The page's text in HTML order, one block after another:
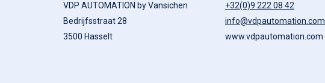
VDP AUTOMATION by Vansichen
Bedrijfsstraat 28
3500 Hasselt
+32(0)9 222 08 42
info@vdpautomation.com
www.vdpautomation.com